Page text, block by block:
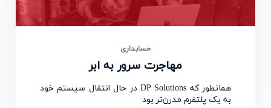
حسابداری
مهاجرت سرور به ابر
همانطور که DP Solutions در حال انتقال سیستم خود
به یک پلتفرم مدرن‌تر بود